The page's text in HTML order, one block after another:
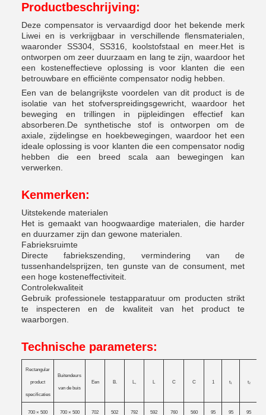
Productbeschrijving:
Deze compensator is vervaardigd door het bekende merk
Liwei en is verkrijgbaar in verschillende flensmaterialen,
waaronder SS304, SS316, koolstofstaal en meer.Het is
ontworpen om zeer duurzaam en lang te zijn, waardoor het
een kosteneffectieve oplossing is voor klanten die een
betrouwbare en efficiënte compensator nodig hebben.
Een van de belangrijkste voordelen van dit product is de
isolatie van het stofverspreidingsgewricht, waardoor het
beweging en trillingen in pijpleidingen effectief kan
absorberen.De synthetische stof is ontworpen om de
axiale, zijdelingse en hoekbewegingen, waardoor het een
ideale oplossing is voor klanten die een compensator nodig
hebben die een breed scala aan bewegingen kan
verwerken.
Kenmerken:
Uitstekende materialen
Het is gemaakt van hoogwaardige materialen, die harder
en duurzamer zijn dan gewone materialen.
Fabrieksruimte
Directe fabriekszending, vermindering van de
tussenhandelsprijzen, ten gunste van de consument, met
een hoge kosteneffectiviteit.
Controlekwaliteit
Gebruik professionele testapparatuur om producten strikt
te inspecteren en de kwaliteit van het product te
waarborgen.
Technische parameters:
Rectangular
product
specificaties
Buitendeurs
van de buis
Een B. L, L C C 1 t₁ t₂
700 × 500 700 × 500 702 502 792 592 760 560 95 95 95